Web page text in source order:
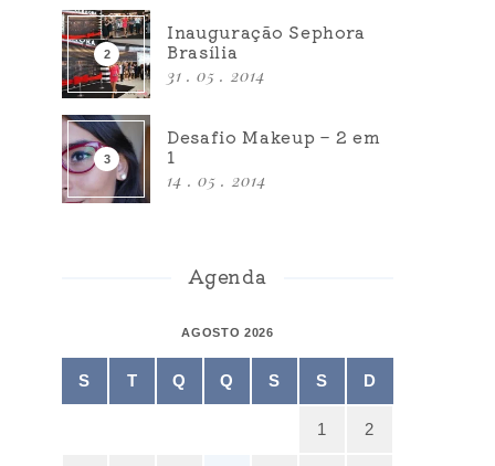
Inauguração Sephora
Brasília
31 . 05 . 2014
Desafio Makeup – 2 em
1
14 . 05 . 2014
Agenda
AGOSTO 2026
S T Q Q S S D
1 2